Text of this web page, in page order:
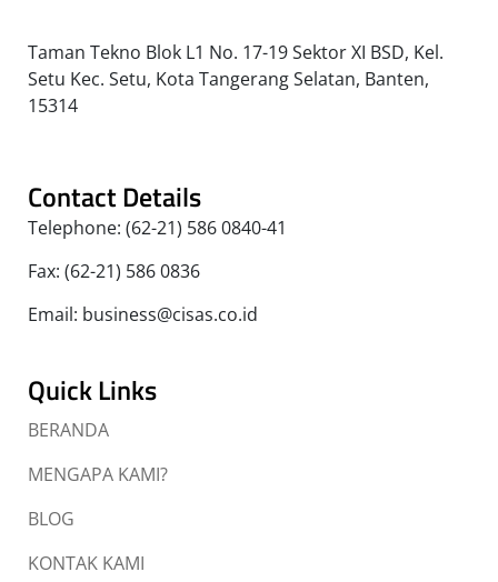
Taman Tekno Blok L1 No. 17-19 Sektor XI BSD, Kel.
Setu Kec. Setu, Kota Tangerang Selatan, Banten,
15314
Contact Details
Telephone: (62-21) 586 0840-41
Fax: (62-21) 586 0836
Email: business@cisas.co.id
Quick Links
BERANDA
MENGAPA KAMI?
BLOG
KONTAK KAMI